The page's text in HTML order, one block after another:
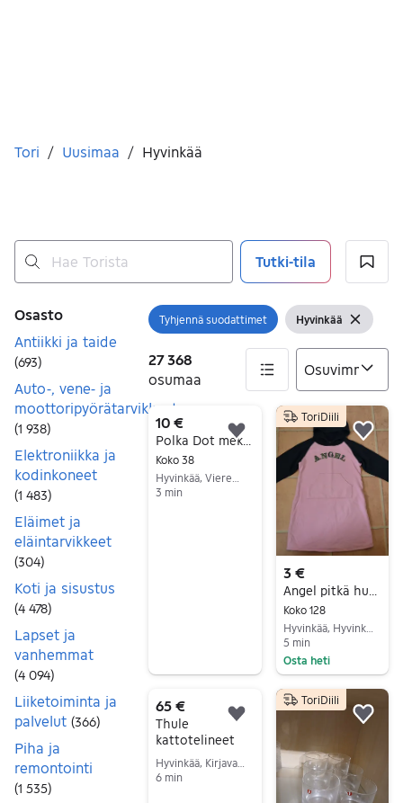
Olet tässä
Tori / Uusimaa / Hyvinkää
Tutki-tila
Suodattimet
Osasto
Antiikki ja taide
(693)
Auto-, vene- ja
moottoripyörätarvikkeet
(1 938)
Elektroniikka ja
kodinkoneet
(1 483)
Eläimet ja
eläintarvikkeet
(304)
Koti ja sisustus
(4 478)
Lapset ja
vanhemmat
(4 094)
Liiketoiminta ja
palvelut (366)
Piha ja
remontointi
(1 535)
Avaa suodatin
Tyhjennä suodattimet Näytä suodattimet
Hyvinkää
27 368
osumaa
27368 tulos(ta)
10 €
Koko 38
3 min
Lisää suosikiksi.
3 €
Koko 128
Hyvinkää, Hyvinkäänkylä-Vehkoja, Uusimaa
5 min
Osta heti
ToriDiili
65 €
Thule
kattotelineet
6 min
Lisää suosikiksi.
ToriDiili